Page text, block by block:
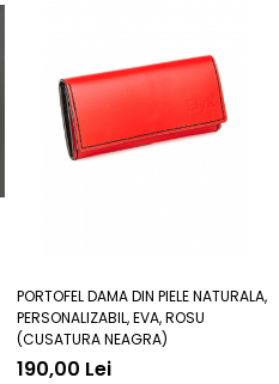
PORTOFEL DAMA DIN PIELE NATURALA,
PERSONALIZABIL, EVA, ROSU
(CUSATURA NEAGRA)
190,00 Lei